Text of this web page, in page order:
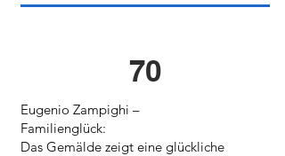
70
Eugenio Zampighi –
Familienglück:
Das Gemälde zeigt eine glückliche